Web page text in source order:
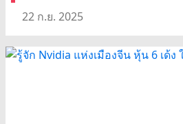
22 ก.ย. 2025